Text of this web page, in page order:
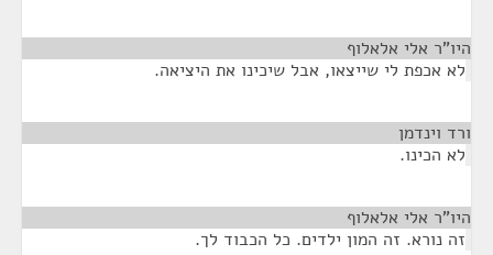
היו"ר אלי אלאלוף
לא אכפת לי שייצאו, אבל שיכינו את היציאה.
ורד וינדמן
לא הכינו.
היו"ר אלי אלאלוף
זה נורא. זה המון ילדים. כל הכבוד לך.